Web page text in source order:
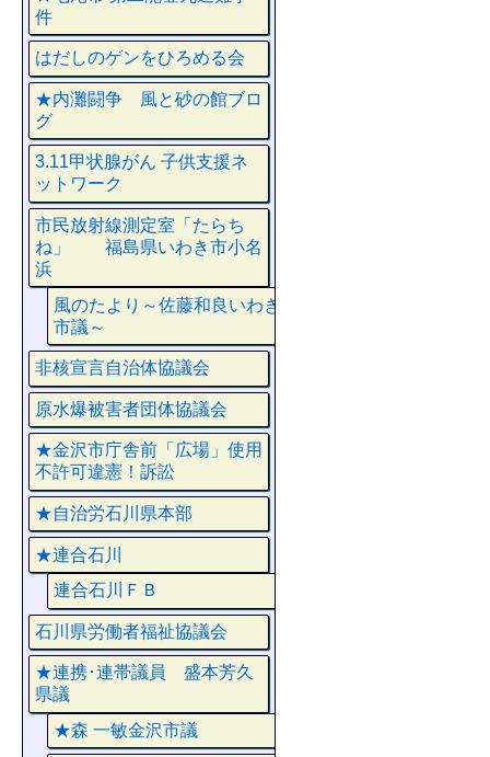
件
はだしのゲンをひろめる会
★内灘闘争 風と砂の館ブロ
グ
3.11甲状腺がん 子供支援ネ
ットワーク
市民放射線測定室「たらち
ね」 福島県いわき市小名
浜
風のたより～佐藤和良いわき
市議～
非核宣言自治体協議会
原水爆被害者団体協議会
★金沢市庁舎前「広場」使用
不許可違憲！訴訟
★自治労石川県本部
★連合石川
連合石川ＦＢ
石川県労働者福祉協議会
★連携･連帯議員 盛本芳久
県議
★森 一敏金沢市議